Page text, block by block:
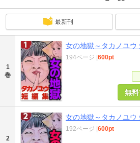
最新刊
1
巻
女の地獄～タカノユウ
194ページ |600pt
無
2
女の地獄～タカノユウ
192ページ |600pt